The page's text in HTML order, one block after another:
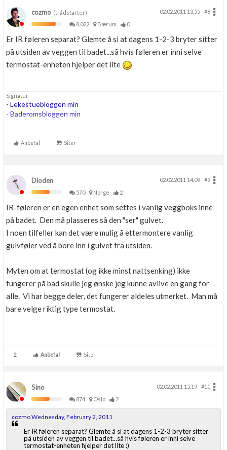
cozmo (trådstarter) 02.02.2011 13.55
#8
8,022
Bærum 0
Er IR føleren separat? Glemte å si at dagens 1-2-3 bryter sitter
på utsiden av veggen til badet...så hvis føleren er inni selve
termostat-enheten hjelper det lite
Signatur
- Lekestuebloggen min
- Baderomsbloggen min
Anbefal Siter
Dioden 02.02.2011 14.09
#9
570
Norge 2
IR-føleren er en egen enhet som settes i vanlig veggboks inne
på badet. Den må plasseres så den "ser" gulvet.
I noen tilfeller kan det være mulig å ettermontere vanlig
gulvføler ved å bore inn i gulvet fra utsiden.
Myten om at termostat (og ikke minst nattsenking) ikke
fungerer på bad skulle jeg ønske jeg kunne avlive en gang for
alle. Vi har begge deler, det fungerer aldeles utmerket. Man må
bare velge riktig type termostat.
2 Anbefal Siter
Sino 02.02.2011 15.19
#10
874
Oslo 2
cozmo Wednesday, February 2, 2011
Er IR føleren separat? Glemte å si at dagens 1-2-3 bryter sitter
på utsiden av veggen til badet...så hvis føleren er inni selve
termostat-enheten hjelper det lite :)